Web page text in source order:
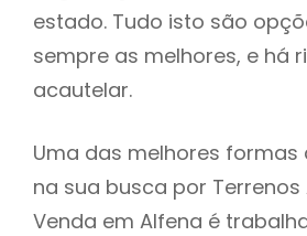
estado. Tudo isto são
sempre as melhores, e há
acautelar.
Uma das melhores formas
na sua busca por Terrenos
Venda em Alfena é